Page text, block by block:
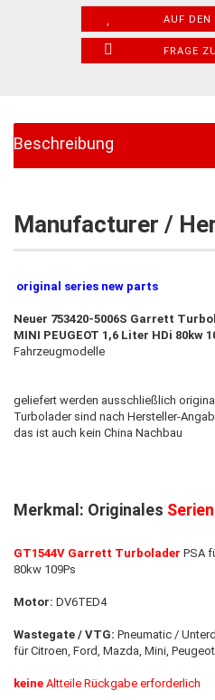
AUF DEN
FRAGE
Beschreibung
Manufacturer /
original series new parts
Neuer 753420-5006S Garrett
MINI PEUGEOT 1,6 Liter HDi 80kw
Fahrzeugmodelle
geliefert werden ausschließlich
Turbolader sind nach Hersteller-
das ist auch ​kein China Nachbau
Merkmal: Originales Serien
GT1544V Garrett Turbolader PSA
80kw 109Ps
Motor: DV6TED4
Wastegate / VTG: Pneumatic /
für Citroen, Ford, Mazda, Mini,
keine Altteile Rückgabe erforderlich